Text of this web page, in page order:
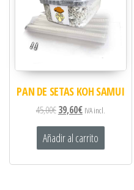
PAN DE SETAS KOH SAMUI
45,00€39,60€ IVA incl.
Añadir al carrito